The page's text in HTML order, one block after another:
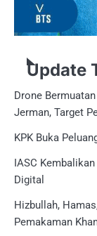
Update
Drone
Jerman, Target
KPK Buka
IASC
Digital
Hizbullah,
Pemakaman